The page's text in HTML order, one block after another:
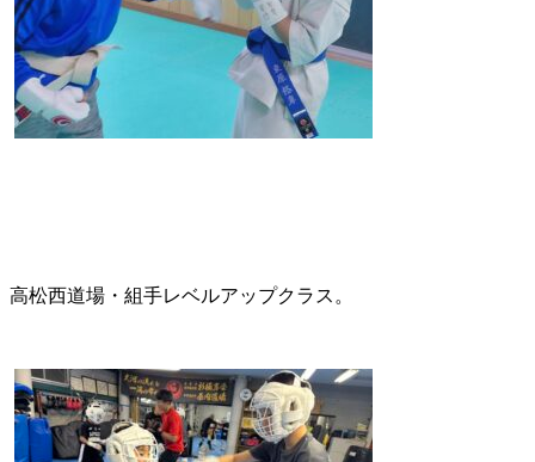
高松西道場・組手レベルアップクラス。